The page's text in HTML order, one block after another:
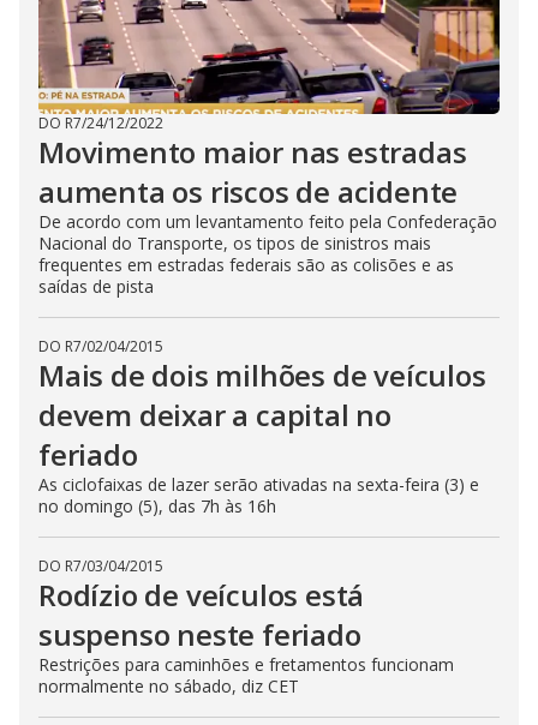
DO R7/24/12/2022
Movimento maior nas estradas
aumenta os riscos de acidente
De acordo com um levantamento feito pela Confederação
Nacional do Transporte, os tipos de sinistros mais
frequentes em estradas federais são as colisões e as
saídas de pista
DO R7/02/04/2015
Mais de dois milhões de veículos
devem deixar a capital no
feriado
As ciclofaixas de lazer serão ativadas na sexta-feira (3) e
no domingo (5), das 7h às 16h
DO R7/03/04/2015
Rodízio de veículos está
suspenso neste feriado
Restrições para caminhões e fretamentos funcionam
normalmente no sábado, diz CET